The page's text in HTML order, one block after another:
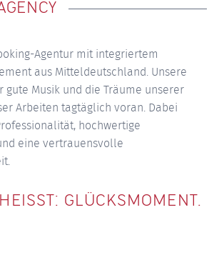
Agentur mit integriertem
aus Mitteldeutschland. Unsere
gute Musik und die Träume unserer
Arbeiten tagtäglich voran. Dabei
hochwertige
eine vertrauensvolle
GLÜCKSMOMENT.